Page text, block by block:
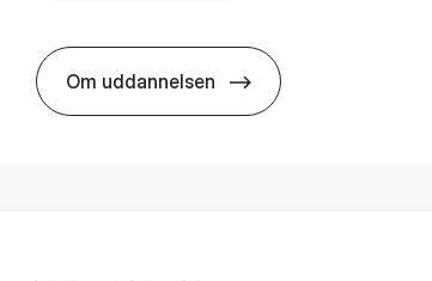
Om uddannelsen
BSc in Busi­ness